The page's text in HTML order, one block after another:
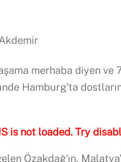
merhaba diyen
Hamburg’ta
is not loaded. Try
Özakdağ’ın,